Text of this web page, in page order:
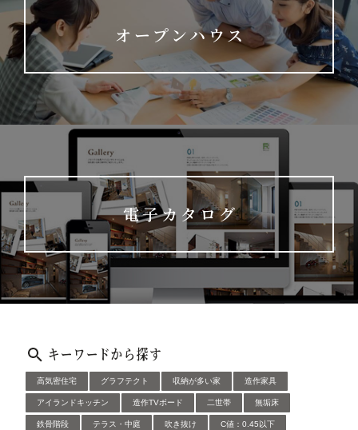
オープンハウス
電子カタログ
キーワードから探す
高気密住宅 グラフテクト 収納が多い家 造作家具
アイランドキッチン 造作TVボード 二世帯 無垢床
鉄骨階段 テラス・中庭 吹き抜け C値：0.45以下